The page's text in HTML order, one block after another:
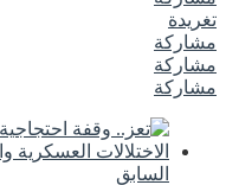
تغريدة
مشاركة
مشاركة
مشاركة
السابق